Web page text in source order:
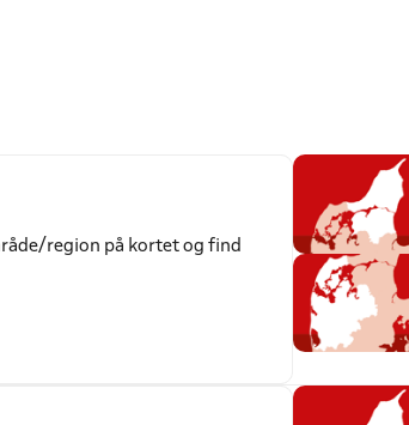
region på kortet og find